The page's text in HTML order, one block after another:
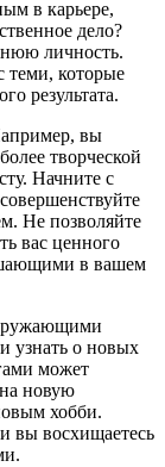
в карьере,
дело?
личность.
теми, которые
результата.
вы
творческой
Начните с
Не позволяйте
вас ценного
в вашем
узнать о новых
может
новую
хобби.
вы восхищаетесь